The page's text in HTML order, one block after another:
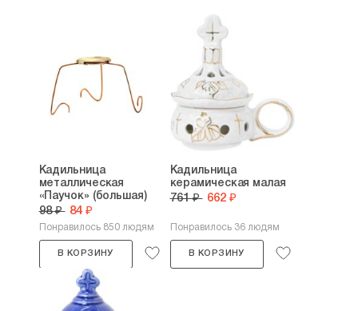
Кадильница
металлическая
«Паучок» (большая)
98 ₽ 84 ₽
Понравилось 850 людям
В КОРЗИНУ
Кадильница
керамическая малая
761 ₽ 662 ₽
Понравилось 36 людям
В КОРЗИНУ